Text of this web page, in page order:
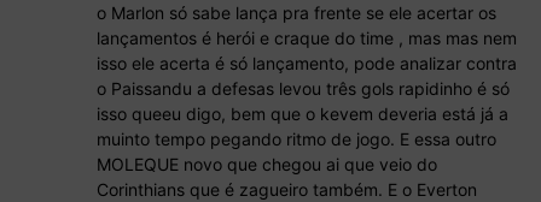
o Marlon só sabe lança pra frente se ele acertar os
lançamentos é herói e craque do time , mas mas nem
isso ele acerta é só lançamento, pode analizar contra
o Paissandu a defesas levou três gols rapidinho é só
isso queeu digo, bem que o kevem deveria está já a
muinto tempo pegando ritmo de jogo. E essa outro
MOLEQUE novo que chegou ai que veio do
Corinthians que é zagueiro também. E o Everton